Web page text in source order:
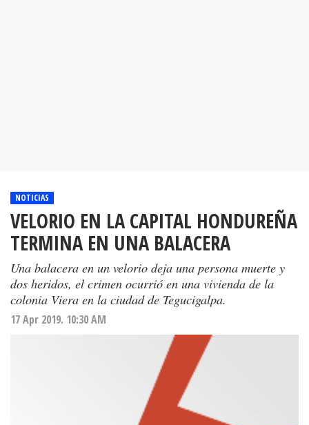
NOTICIAS
VELORIO EN LA CAPITAL HONDUREÑA
TERMINA EN UNA BALACERA
Una balacera en un velorio deja una persona muerte y
dos heridos, el crimen ocurrió en una vivienda de la
colonia Viera en la ciudad de Tegucigalpa.
17 Apr 2019. 10:30 AM